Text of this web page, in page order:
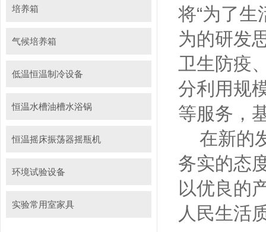
培养箱
气候培养箱
低温恒温制冷设备
恒温水槽油槽水浴锅
恒温摇床振荡器摇瓶机
环境试验设备
实验常用室家具
将“为了生
为的研发思
卫生防疫
分利用规模
等服务
在新的发
务实的态度
以优良的
人民生活质